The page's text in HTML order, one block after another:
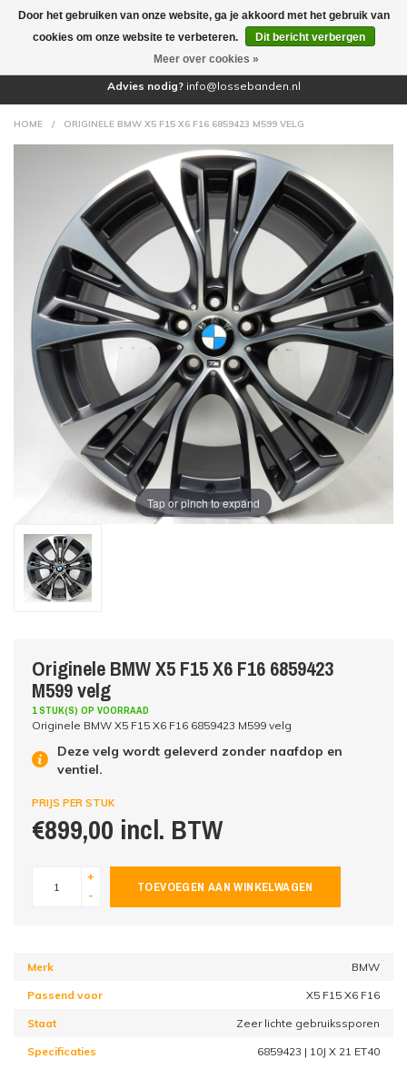
(0)
Advies nodig? info@lossebanden.nl
HOME / ORIGINELE BMW X5 F15 X6 F16 6859423 M599 VELG
Tap or pinch to expand
Originele BMW X5 F15 X6 F16 6859423
M599 velg
1 STUK(S) OP VOORRAAD
Originele BMW X5 F15 X6 F16 6859423 M599 velg
Deze velg wordt geleverd zonder naafdop en
ventiel.
PRIJS PER STUK
€899,00 incl. BTW
+
-
TOEVOEGEN AAN WINKELWAGEN
Merk BMW
Passend voor X5 F15 X6 F16
Staat Zeer lichte gebruikssporen
Specificaties 6859423 | 10J X 21 ET40
Door het gebruiken van onze website, ga je akkoord met het gebruik van
cookies om onze website te verbeteren.
Dit bericht verbergen
Meer over cookies »